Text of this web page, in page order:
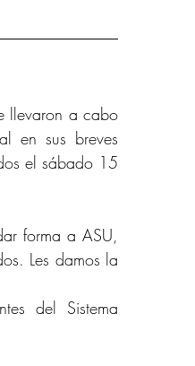
llevaron a cabo
en sus breves
el sábado 15
forma a ASU,
Les damos la
del Sistema